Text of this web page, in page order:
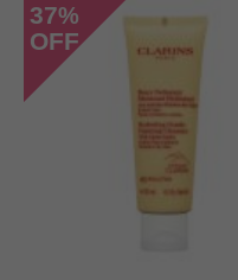
感じた効能：
購入品：
37%
OFF